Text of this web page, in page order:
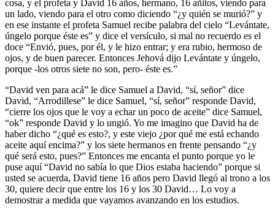
cosa, y el profeta y David 16 años, hermano, 16 añitos, viendo para
un lado, viendo para el otro como diciendo “¿y quién se murió?” y
en ese instante el profeta Samuel recibe palabra del cielo “Levántate,
úngelo porque éste es” y dice el versículo, si mal no recuerdo es el
doce “Envió, pues, por él, y le hizo entrar; y era rubio, hermoso de
ojos, y de buen parecer. Entonces Jehová dijo Levántate y úngelo,
porque -los otros siete no son, pero- éste es.”
“David ven para acá” le dice Samuel a David, “sí, señor” dice
David, “Arrodillese” le dice Samuel, “sí, señor” responde David,
“cierre los ojos que le voy a echar un poco de aceite” dice Samuel,
“ok” responde David y lo ungió. Yo me imagino que David ha de
haber dicho “¿qué es esto?, y este viejo ¿por qué me está echando
aceite aquí encima?” y los siete hermanos en frente pensando “¿y
qué será esto, pues?” Entonces me encanta el punto porque yo le
puse aquí “David no sabía lo que Dios estaba haciendo” porque si
usted se acuerda, David tiene 16 años pero David llegó al trono a los
30, quiere decir que entre los 16 y los 30 David… Lo voy a
demostrar a medida que vayamos avanzando en los estudios.